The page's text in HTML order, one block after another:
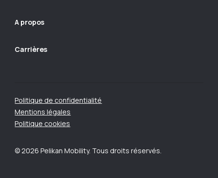
A propos
Carrières
© 2026 Pelikan Mobility. Tous droits réservés.
Politique de confidentialité
Mentions légales
Politique cookies